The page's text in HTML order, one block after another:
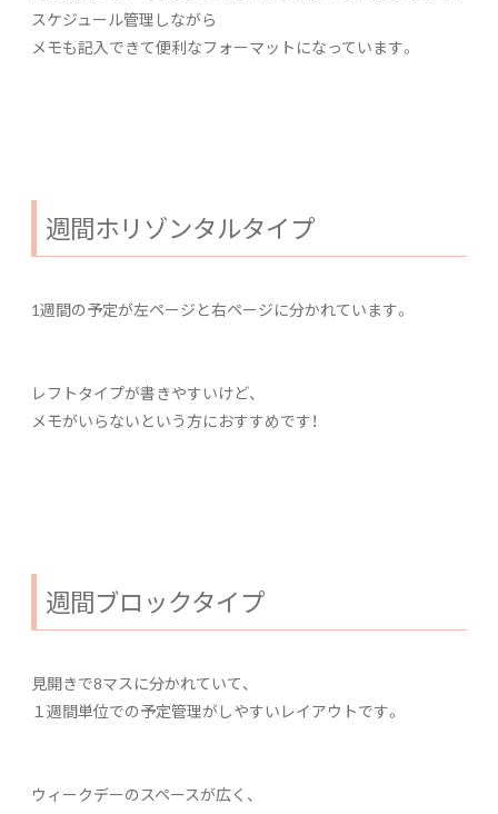
スケジュール管理しながら
メモも記入できて便利なフォーマットになっています。
週間ホリゾンタルタイプ
1週間の予定が左ページと右ページに分かれています。
レフトタイプが書きやすいけど、
メモがいらないという方におすすめです！
週間ブロックタイプ
見開きで8マスに分かれていて、
１週間単位での予定管理がしやすいレイアウトです。
ウィークデーのスペースが広く、